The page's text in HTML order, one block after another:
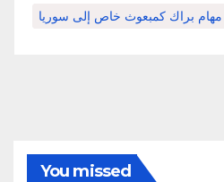
براك كمبعوث خاص إلى سوريا
You missed